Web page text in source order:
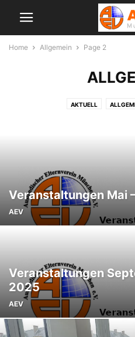
Home Allgemein Page 2
AKTUELL
Veranstaltungen Mai
AEV
Veranstaltungen
2025
AEV